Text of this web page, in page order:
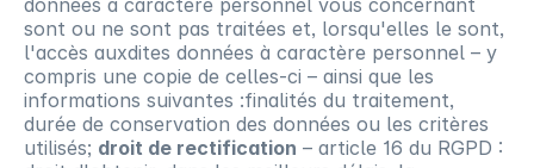
données à caractère personnel vous concernant
sont ou ne sont pas traitées et, lorsqu'elles le sont,
l'accès auxdites données à caractère personnel – y
compris une copie de celles-ci – ainsi que les
informations suivantes :finalités du traitement,
durée de conservation des données ou les critères
utilisés; droit de rectification – article 16 du RGPD :